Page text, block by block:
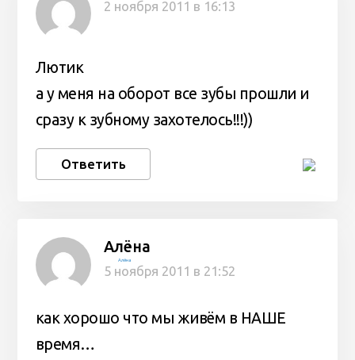
2 ноября 2011 в 16:13
Лютик
а у меня на оборот все зубы прошли и
сразу к зубному захотелось!!!))
Ответить
Алёна
Алёна
5 ноября 2011 в 21:52
как хорошо что мы живём в НАШЕ
время…